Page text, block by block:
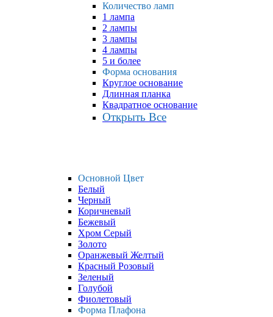
Количество ламп
1 лампа
2 лампы
3 лампы
4 лампы
5 и более
Форма основания
Круглое основание
Длинная планка
Квадратное основание
Открыть Все
Основной Цвет
Белый
Черный
Коричневый
Бежевый
Хром Серый
Золото
Оранжевый Желтый
Красный Розовый
Зеленый
Голубой
Фиолетовый
Форма Плафона